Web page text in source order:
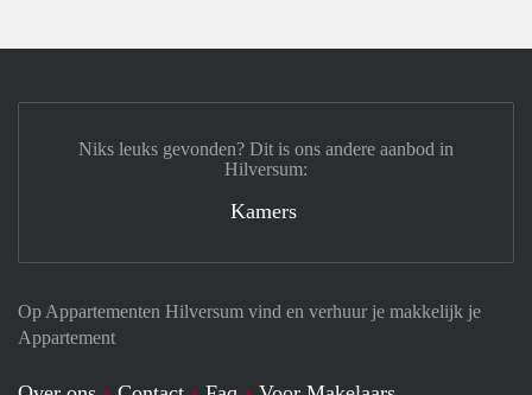
Op Appartementen Hilversum vind en verhuur je makkelijk je
Appartement
Niks leuks gevonden? Dit is ons andere aanbod in
Hilversum:
Kamers